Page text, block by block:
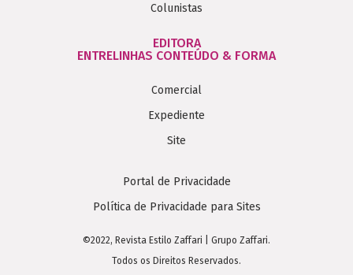
Colunistas
EDITORA
ENTRELINHAS CONTEÚDO & FORMA
Comercial
Expediente
Site
Portal de Privacidade
Política de Privacidade para Sites
©2022, Revista Estilo Zaffari | Grupo Zaffari.
Todos os Direitos Reservados.